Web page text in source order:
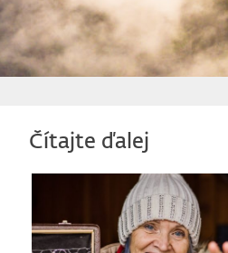
Čítajte ďalej